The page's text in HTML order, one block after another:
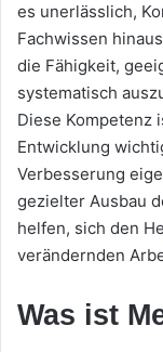
es unerlässlich,
Fachwissen
die Fähigkeit,
systematisch
Diese Kompetenz
Entwicklung
Verbesserung
gezielter Ausbau
helfen, sich den
verändernden
Was ist